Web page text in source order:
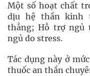
Một số hoạt chất
dịu hệ thần kinh
thẳng; Hỗ trợ ngủ
ngủ do stress.
Tác dụng này ở
thuốc an thần